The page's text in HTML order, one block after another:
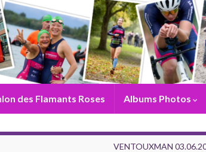
des Flamants Roses Albums Photos
VENTOUXMAN